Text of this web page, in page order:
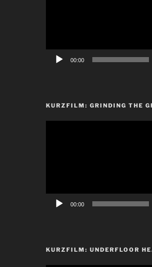
00:00
KURZFILM: GRINDING THE
00:00
KURZFILM: UNDERFLOOR